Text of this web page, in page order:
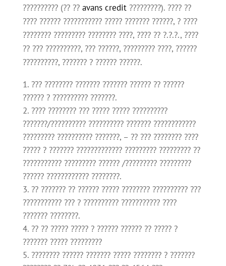
?????????? (?? ?? avans credit?????????). ???? ??
???? ?????? ??????????? ????? ??????? ??????, ? ????
???????? ????????? ???????? ????, ???? ?? ?.?.?., ????
?? ??? ??????????, ??? ??????, ????????? ????, ??????
??????????, ??????? ? ?????? ??????.
??? ???????? ??????? ??????? ?????? ?? ??????
?????? ? ?????????? ???????.
???? ???????? ??? ????? ????? ??????????
???????/?????????? ?????????? ??????? ????????????
????????? ?????????? ???????, – ?? ??? ???????? ????
????? ? ??????? ????????????? ????????? ????????? ??
??????????? ????????? ?????? /????????? ?????????
?????? ???????????? ????????.
?? ??????? ?? ?????? ????? ???????? ?????????? ???
??????????? ??? ? ?????????? ??????????? ????
??????? ????????.
?? ?? ????? ????? ? ?????? ?????? ?? ????? ?
??????? ????? ?????????
???????? ?????? ??????? ????? ???????? ? ???????